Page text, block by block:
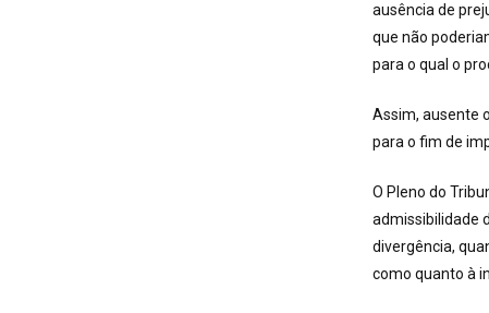
ausência de
que não
para o qual o
Assim, ausente
para o fim de
O Pleno do
admissibilidade
divergência,
como quanto à